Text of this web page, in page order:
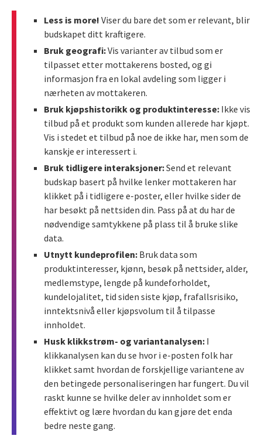
Less is more! Viser du bare det som er relevant, blir
budskapet ditt kraftigere.
Bruk geografi:Vis varianter av tilbud som er
tilpasset etter mottakerens bosted, og gi
informasjon fra en lokal avdeling som ligger i
nærheten av mottakeren.
Bruk kjøpshistorikk og produktinteresse: Ikke vis
tilbud på et produkt som kunden allerede har kjøpt.
Vis i stedet et tilbud på noe de ikke har, men som de
kanskje er interessert i.
Bruk tidligere interaksjoner:Send et relevant
budskap basert på hvilke lenker mottakeren har
klikket på i tidligere e-poster, eller hvilke sider de
har besøkt på nettsiden din. Pass på at du har de
nødvendige samtykkene på plass til å bruke slike
data.
Utnytt kundeprofilen: Bruk data som
produktinteresser, kjønn, besøk på nettsider, alder,
medlemstype, lengde på kundeforholdet,
kundelojalitet, tid siden siste kjøp, frafallsrisiko,
inntektsnivå eller kjøpsvolum til å tilpasse
innholdet.
Husk klikkstrøm- og variantanalysen: I
klikkanalysen kan du se hvor i e-posten folk har
klikket samt hvordan de forskjellige variantene av
den betingede personaliseringen har fungert. Du vil
raskt kunne se hvilke deler av innholdet som er
effektivt og lære hvordan du kan gjøre det enda
bedre neste gang.